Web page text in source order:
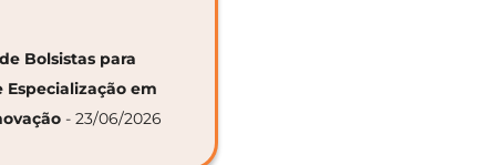
Bolsistas para
em
- 23/06/2026